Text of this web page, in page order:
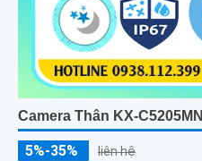
Camera Thân KX-C5205MN
5%-35% liên hệ